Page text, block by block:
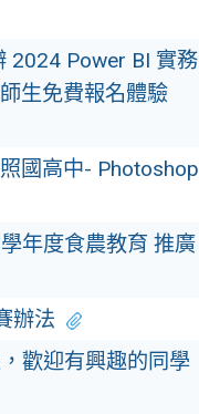
2024 Power BI 實務
生免費報名體驗
國高中- Photoshop
年度食農教育 推廣
辦法
歡迎有興趣的同學